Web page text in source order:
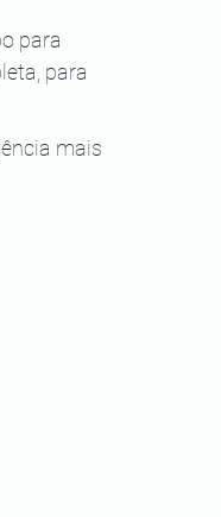
para
para
mais